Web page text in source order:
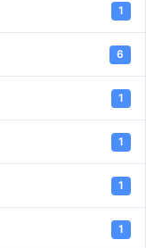
1
6
1
1
1
1